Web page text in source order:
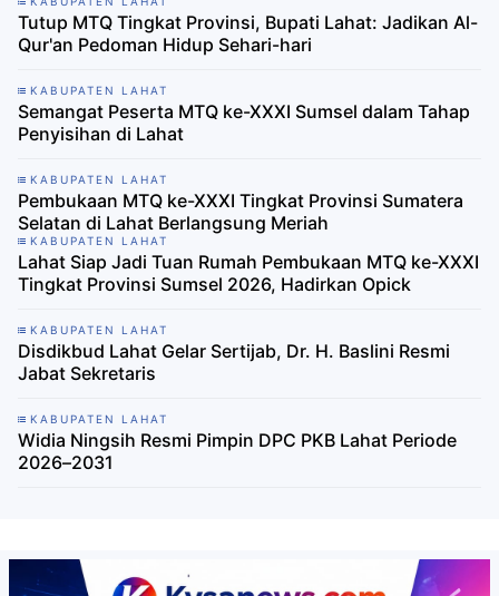
Tutup MTQ Tingkat Provinsi, Bupati Lahat: Jadikan Al-
Qur'an Pedoman Hidup Sehari-hari
KABUPATEN LAHAT
Semangat Peserta MTQ ke-XXXI Sumsel dalam Tahap
Penyisihan di Lahat
KABUPATEN LAHAT
Pembukaan MTQ ke-XXXI Tingkat Provinsi Sumatera
Selatan di Lahat Berlangsung Meriah
KABUPATEN LAHAT
Lahat Siap Jadi Tuan Rumah Pembukaan MTQ ke-XXXI
Tingkat Provinsi Sumsel 2026, Hadirkan Opick
KABUPATEN LAHAT
Disdikbud Lahat Gelar Sertijab, Dr. H. Baslini Resmi
Jabat Sekretaris
KABUPATEN LAHAT
Widia Ningsih Resmi Pimpin DPC PKB Lahat Periode
2026–2031